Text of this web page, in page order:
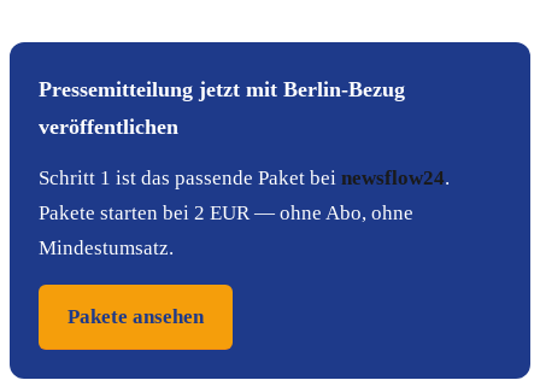
Pressemitteilung jetzt mit Berlin-Bezug
veröffentlichen
Schritt 1 ist das passende Paket bei newsflow24.
Pakete starten bei 2 EUR — ohne Abo, ohne
Mindestumsatz.
Pakete ansehen